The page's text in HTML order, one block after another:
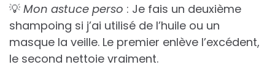
💡 Mon astuce perso : Je fais un deuxième
shampoing si j’ai utilisé de l’huile ou un
masque la veille. Le premier enlève l’excédent,
le second nettoie vraiment.